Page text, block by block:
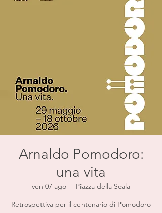
Arnaldo Pomodoro:
una vita
ven 07 ago
  |
Piazza della Scala
Retrospettiva per il centenario di Pomodoro